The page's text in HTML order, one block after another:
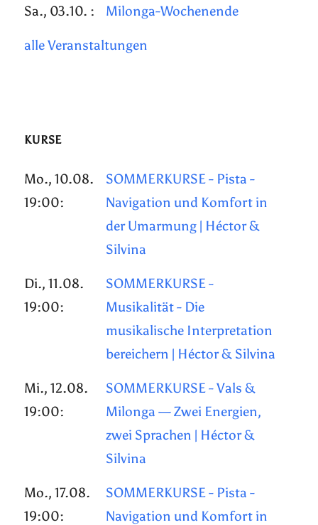
Sa., 03.10. : Milonga-Wochenende
alle Veranstaltungen
KURSE
Mo., 10.08.
19:00:
SOMMERKURSE - Pista -
Navigation und Komfort in
der Umarmung | Héctor &
Silvina
Di., 11.08.
19:00:
SOMMERKURSE -
Musikalität - Die
musikalische Interpretation
bereichern | Héctor & Silvina
Mi., 12.08.
19:00:
SOMMERKURSE - Vals &
Milonga — Zwei Energien,
zwei Sprachen | Héctor &
Silvina
Mo., 17.08.
19:00:
SOMMERKURSE - Pista -
Navigation und Komfort in